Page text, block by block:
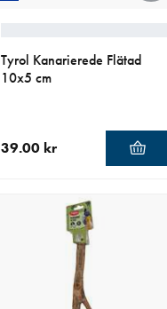
Tyrol Kanarierede Flätad
10x5 cm
39.00 kr